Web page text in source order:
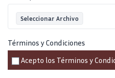
Términos y Condiciones
Acepto los Términos y